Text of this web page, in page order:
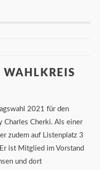
2021 für den
Charles Cherki. Als einer
zudem auf Listenplatz 3
ist Mitglied im Vorstand
und dort